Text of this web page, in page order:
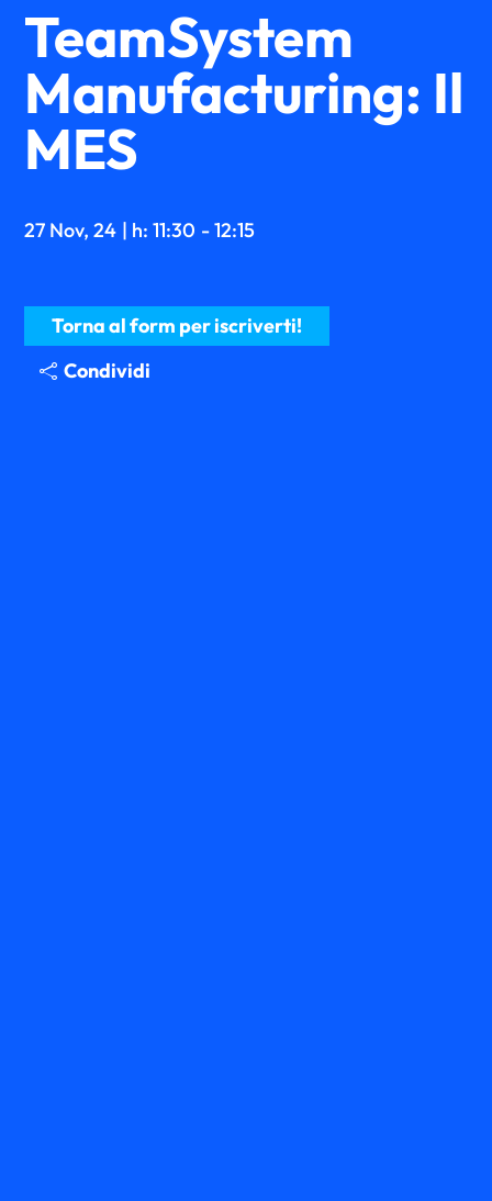
TeamSystem
Manufacturing: Il
MES
27 Nov, 24 | h: 11:30 - 12:15
Torna al form per iscriverti!
Condividi